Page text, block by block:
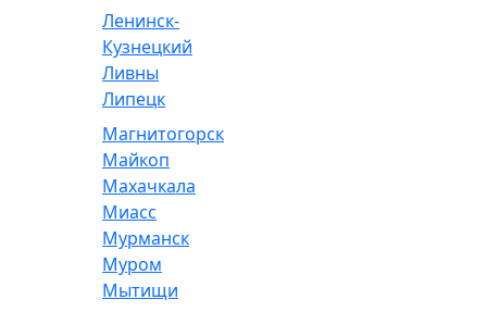
Ленинск-
Кузнецкий
Ливны
Липецк
Магнитогорск
Майкоп
Махачкала
Миасс
Мурманск
Муром
Мытищи